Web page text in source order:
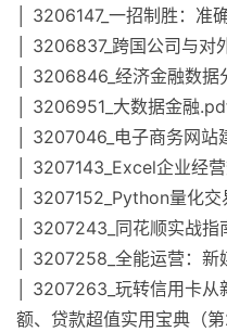
│ 3206147_一招制胜：
│ 3206837_跨国公司与
│ 3206846_经济金融数
│ 3206951_大数据金融
│ 3207046_电子商务网
│ 3207143_Excel企业经
│ 3207152_Python量化
│ 3207243_同花顺实战
│ 3207258_全能运营：
│ 3207263_玩转信用卡
额、贷款超值实用宝典（